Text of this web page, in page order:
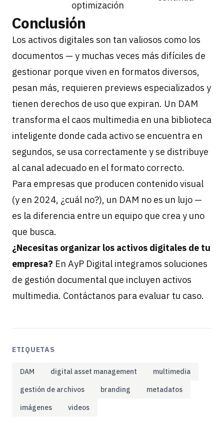
optimización
Conclusión
Los activos digitales son tan valiosos como los
documentos — y muchas veces más difíciles de
gestionar porque viven en formatos diversos,
pesan más, requieren previews especializados y
tienen derechos de uso que expiran. Un DAM
transforma el caos multimedia en una biblioteca
inteligente donde cada activo se encuentra en
segundos, se usa correctamente y se distribuye
al canal adecuado en el formato correcto.
Para empresas que producen contenido visual
(y en 2024, ¿cuál no?), un DAM no es un lujo —
es la diferencia entre un equipo que crea y uno
que busca.
¿Necesitas organizar los activos digitales de tu
empresa? En AyP Digital integramos soluciones
de gestión documental que incluyen activos
multimedia. Contáctanos para evaluar tu caso.
ETIQUETAS
DAM digital asset management
multimedia
gestión de archivos
branding
metadatos
imágenes
videos